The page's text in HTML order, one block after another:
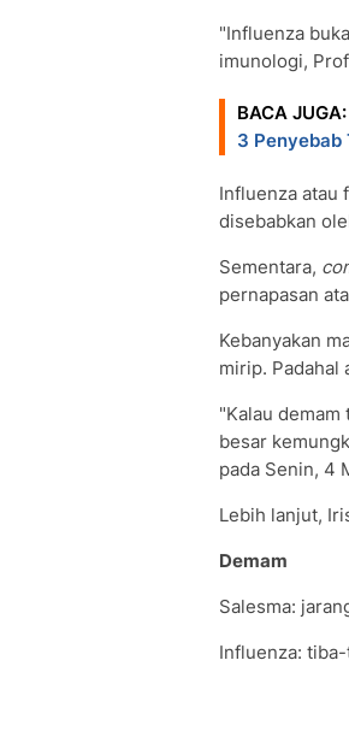
"Influenza
imunologi,
BACA JUGA:
3 Penyebab
Influenza atau
disebabkan
Sementara,
pernapasan
Kebanyakan
mirip. Padahal
"Kalau
besar
pada Senin, 4
Lebih lanjut,
Demam
Salesma:
Influenza: